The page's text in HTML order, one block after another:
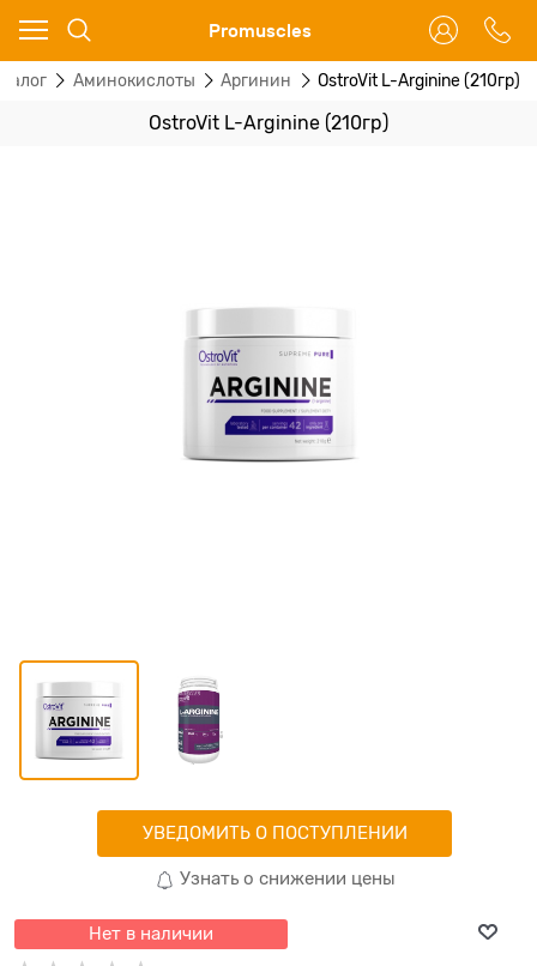
Promuscles
Аминокислоты Аргинин OstroVit L-Arginine (210гр)
OstroVit L-Arginine (210гр)
УВЕДОМИТЬ О ПОСТУПЛЕНИИ
Узнать о снижении цены
Нет в наличии
Ваш город - Москва,
угадали?
ДА НЕТ